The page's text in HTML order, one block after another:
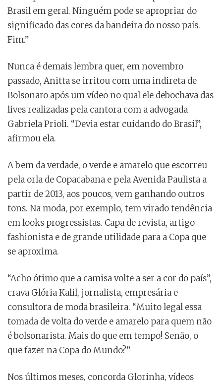
Brasil em geral. Ninguém pode se apropriar do
significado das cores da bandeira do nosso país.
Fim.”
Nunca é demais lembra quer, em novembro
passado, Anitta se irritou com uma indireta de
Bolsonaro após um vídeo no qual ele debochava das
lives realizadas pela cantora com a advogada
Gabriela Prioli. “Devia estar cuidando do Brasil”,
afirmou ela.
A bem da verdade, o verde e amarelo que escorreu
pela orla de Copacabana e pela Avenida Paulista a
partir de 2013, aos poucos, vem ganhando outros
tons. Na moda, por exemplo, tem virado tendência
em looks progressistas. Capa de revista, artigo
fashionista e de grande utilidade para a Copa que
se aproxima.
“Acho ótimo que a camisa volte a ser a cor do país”,
crava Glória Kalil, jornalista, empresária e
consultora de moda brasileira. “Muito legal essa
tomada de volta do verde e amarelo para quem não
é bolsonarista. Mais do que em tempo! Senão, o
que fazer na Copa do Mundo?”
Nos últimos meses, concorda Glorinha, vídeos